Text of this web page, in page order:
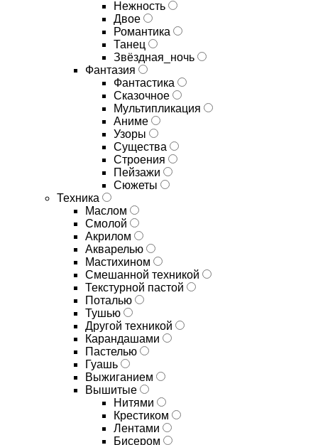
Нежность
Двое
Романтика
Танец
Звёздная_ночь
Фантазия
Фантастика
Сказочное
Мультипликация
Аниме
Узоры
Существа
Строения
Пейзажи
Сюжеты
Техника
Маслом
Смолой
Акрилом
Акварелью
Мастихином
Смешанной техникой
Текстурной пастой
Поталью
Тушью
Другой техникой
Карандашами
Пастелью
Гуашь
Выжиганием
Вышитые
Нитями
Крестиком
Лентами
Бисером